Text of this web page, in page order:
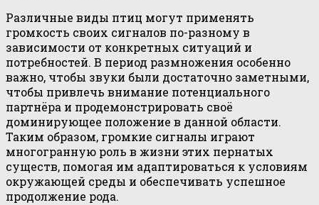
Различные виды птиц могут применять
громкость своих сигналов по-разному в
зависимости от конкретных ситуаций и
потребностей. В период размножения особенно
важно, чтобы звуки были достаточно заметными,
чтобы привлечь внимание потенциального
партнёра и продемонстрировать своё
доминирующее положение в данной области.
Таким образом, громкие сигналы играют
многогранную роль в жизни этих пернатых
существ, помогая им адаптироваться к условиям
окружающей среды и обеспечивать успешное
продолжение рода.